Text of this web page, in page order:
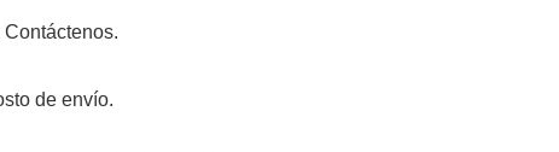
de envío.